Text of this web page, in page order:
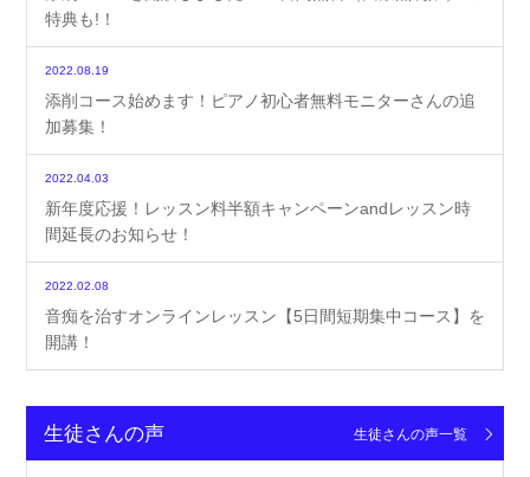
特典も!！
2022.08.19
添削コース始めます！ピアノ初心者無料モニターさんの追
加募集！
2022.04.03
新年度応援！レッスン料半額キャンペーンandレッスン時
間延長のお知らせ！
2022.02.08
音痴を治すオンラインレッスン【5日間短期集中コース】を
開講！
生徒さんの声 生徒さんの声一覧